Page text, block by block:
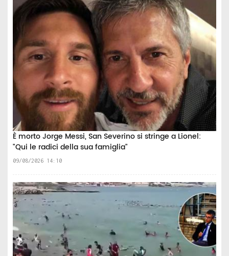
È morto Jorge Messi, San Severino si stringe a Lionel:
"Qui le radici della sua famiglia"
09/08/2026 14:10